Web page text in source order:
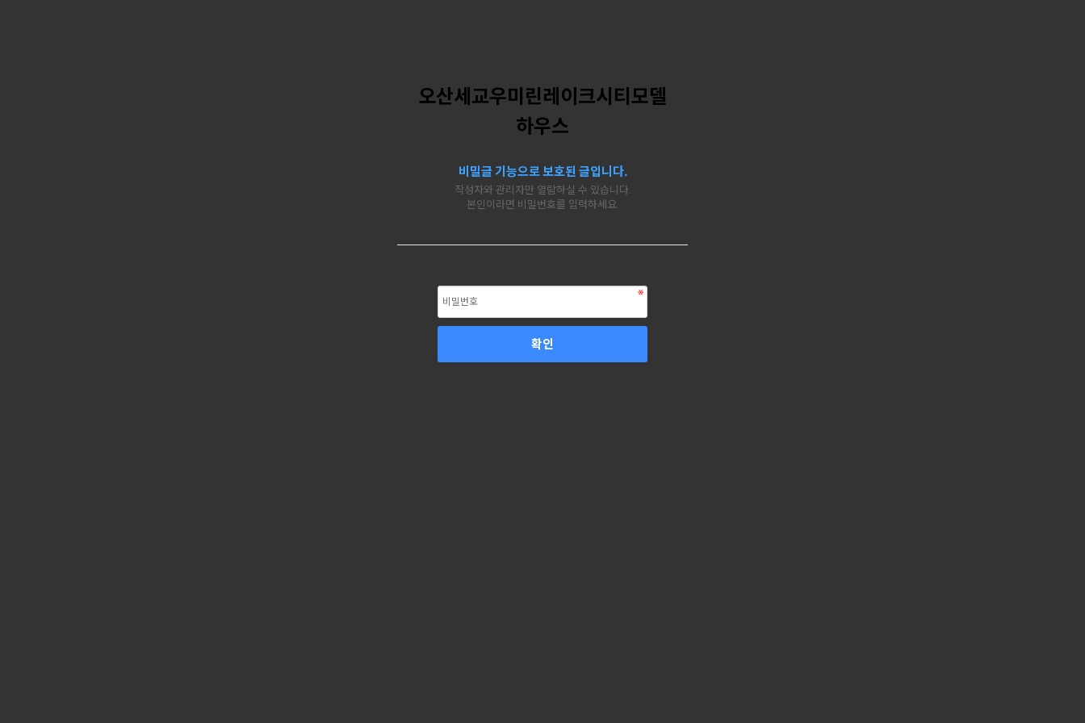
오산세교우미린레이크시티모델
하우스
비밀글 기능으로 보호된 글입니다.
작성자와 관리자만 열람하실 수 있습니다.
본인이라면 비밀번호를 입력하세요.